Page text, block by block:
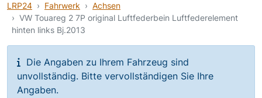
LRP24 Fahrwerk
Achsen
VW Touareg 2 7P original Luftfederbein Luftfederelement
hinten links Bj.2013
Die Angaben zu Ihrem Fahrzeug sind
unvollständig. Bitte vervollständigen Sie Ihre
Angaben.